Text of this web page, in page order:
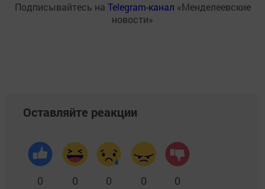
Подписывайтесь на Telegram-канал «Менделеевские
новости»
Оставляйте реакции
0 0 0 0 0